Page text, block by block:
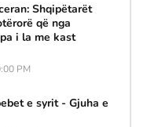
Shqipëtarët
që nga
i la me kast
PM
e syrit - Gjuha e